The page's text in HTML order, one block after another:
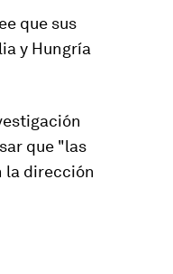
que sus
y Hungría
que "las
la dirección